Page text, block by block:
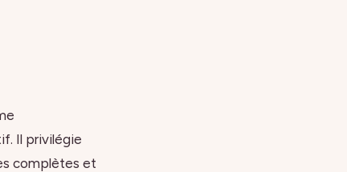
Il privilégie
complètes et